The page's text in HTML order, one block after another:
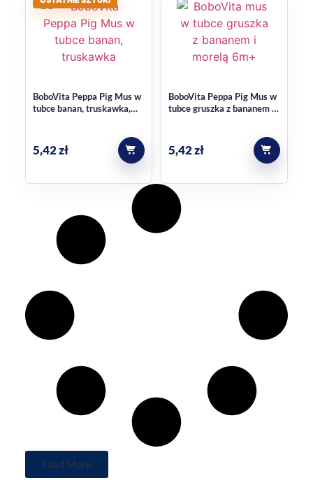
BoboVita Peppa Pig Mus w
tubce banan, truskawka,
5,42zł
BoboVita Peppa Pig Mus w
tubce gruszka z bananem i
5,42zł
Load More